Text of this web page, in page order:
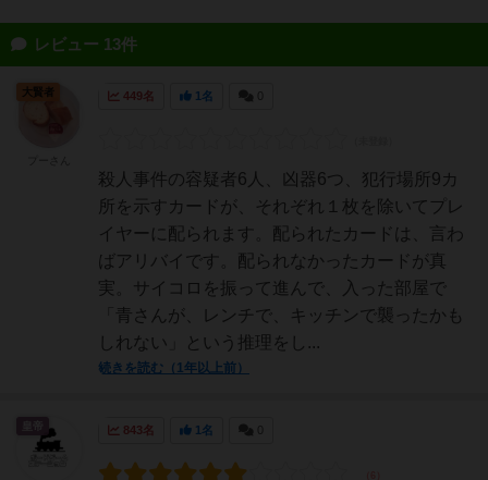
レビュー 13件
449名 1名
殺人事件の容疑者6人、凶器6つ、犯行場所9カ
所を示すカードが、それぞれ１枚を除いてプレ
イヤーに配られます。配られたカードは、言わ
ばアリバイです。配られなかったカードが真
実。サイコロを振って進んで、入った部屋で
「青さんが、レンチで、キッチンで襲ったかも
しれない」という推理をし...
続きを読む（1年以上前）
大賢者
843名 1名